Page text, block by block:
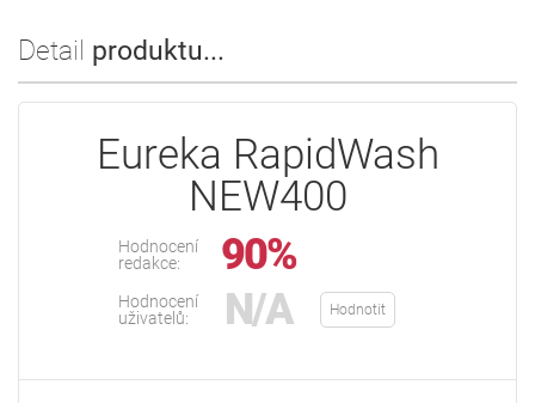
Detail produktu...
Eureka RapidWash
NEW400
Hodnocení
redakce:
90%
Hodnocení
uživatelů:
N/A Hodnotit